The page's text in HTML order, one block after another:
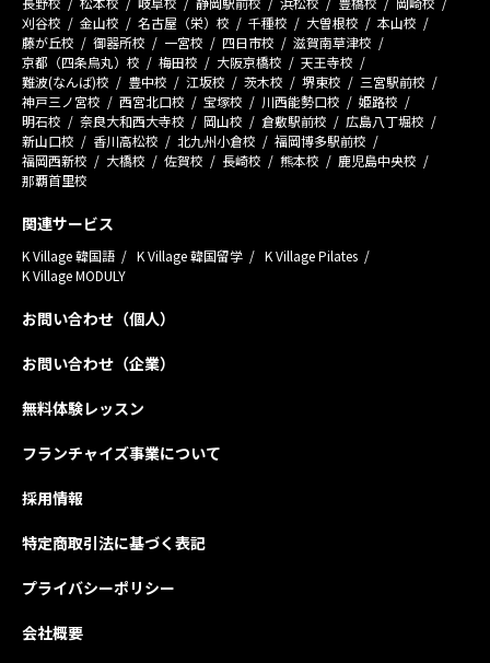
刈谷校
金山校 名古屋（栄）校 千種校 大曽根校
本山校
藤が丘校
御器所校 一宮校 四日市校
滋賀南草津校
京都（四条烏丸）校
梅田校 大阪京橋校
天王寺校
難波(なんば)校
豊中校 江坂校 茨木校 堺東校
三宮駅前校
神戸三ノ宮校
西宮北口校 宝塚校 川西能勢口校
姫路校
明石校
奈良大和西大寺校 岡山校 倉敷駅前校
広島八丁堀校
新山口校
香川高松校 北九州小倉校
福岡博多駅前校
福岡西新校
大橋校 佐賀校 長崎校 熊本校
鹿児島中央校
那覇首里校
関連サービス
K Village 韓国語 K Village 韓国留学
K Village Pilates
K Village MODULY
お問い合わせ（個人）
お問い合わせ（企業）
無料体験レッスン
フランチャイズ事業について
採用情報
特定商取引法に基づく表記
プライバシーポリシー
会社概要